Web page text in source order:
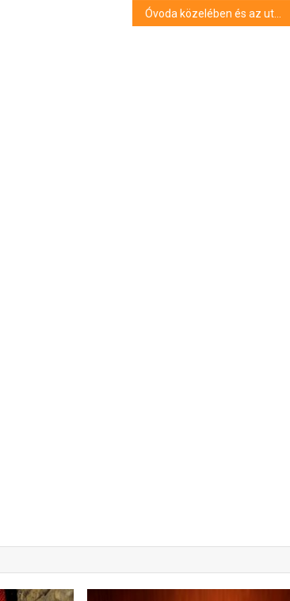
Óvoda közelében és az utcán is mutogatta magát egy férfi Kazincbarcikán, vádat emeltek ellene